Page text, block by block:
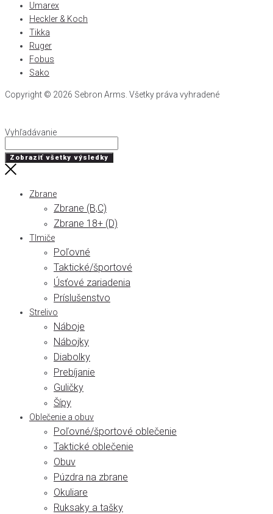
Umarex
Heckler & Koch
Tikka
Ruger
Fobus
Sako
Copyright © 2026 Sebron Arms. Všetky práva vyhradené
Vyhľadávanie
...Zobraziť všetky výsledky
Zbrane
Zbrane (B,C)
Zbrane 18+ (D)
Tlmiče
Poľovné
Taktické/športové
Úsťové zariadenia
Príslušenstvo
Strelivo
Náboje
Nábojky
Diabolky
Prebíjanie
Guličky
Šípy
Oblečenie a obuv
Poľovné/športové oblečenie
Taktické oblečenie
Obuv
Púzdra na zbrane
Okuliare
Ruksaky a tašky